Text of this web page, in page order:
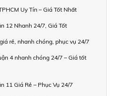
Uy Tín – Giá Tốt Nhất
12 Nhanh 24/7, Giá Tốt
rẻ, nhanh chóng, phục vụ 24/7
4 nhanh chóng 24/7 – Giá tốt
11 Giá Rẻ – Phục Vụ 24/7